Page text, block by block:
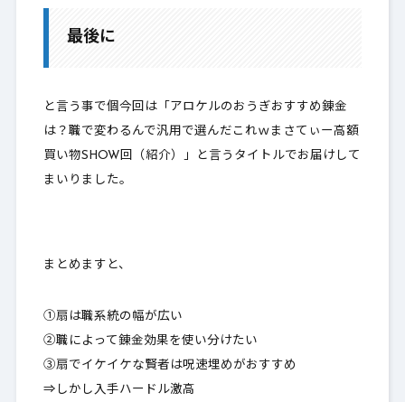
最後に
と言う事で個今回は「アロケルのおうぎおすすめ錬金
は？職で変わるんで汎用で選んだこれｗまさてぃー高額
買い物SHOW回（紹介）」と言うタイトルでお届けして
まいりました。
まとめますと、
①扇は職系統の幅が広い
②職によって錬金効果を使い分けたい
③扇でイケイケな賢者は呪速埋めがおすすめ
⇒しかし入手ハードル激高